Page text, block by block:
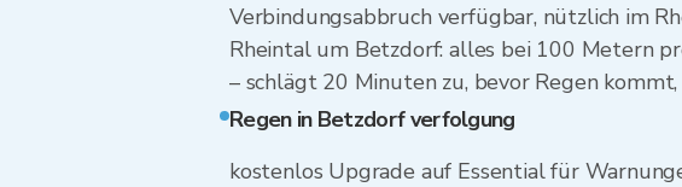
Verbindungsabbruch verfügbar, nützlich im
Rheintal um Betzdorf: alles bei 100 Metern
– schlägt 20 Minuten zu, bevor Regen
Regen in Betzdorf verfolgung
kostenlos Upgrade auf Essential für